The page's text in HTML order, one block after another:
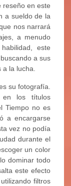
reseño en este
a sueldo de la
nos narrará
a menudo
este
a sus
a la lucha.
su fotografía.
en los títulos
Tiempo no es
a encargarse
vez no podía
durante el
un color
dominar todo
este efecto
filtros